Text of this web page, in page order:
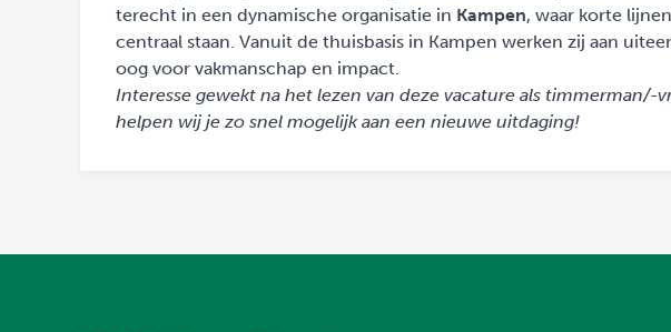
terecht in een dynamische organisatie in Kampen, waar korte
centraal staan. Vanuit de thuisbasis in Kampen werken zij aan
oog voor vakmanschap en impact.
Interesse gewekt na het lezen van deze vacature als
helpen wij je zo snel mogelijk aan een nieuwe uitdaging!